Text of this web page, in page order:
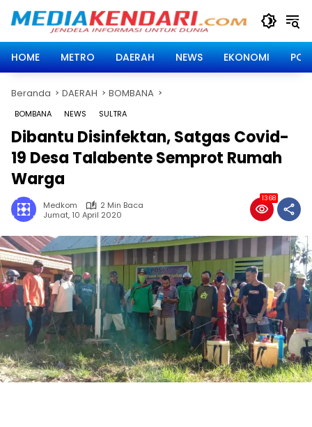
HOME
METRO DAERAH NEWS EKONOMI
Beranda DAERAH BOMBANA
BOMBANA NEWS SULTRA
Dibantu Disinfektan, Satgas Covid-
19 Desa Talabente Semprot Rumah
Warga
Medkom
2 Min Baca
Jumat, 10 April 2020
1368